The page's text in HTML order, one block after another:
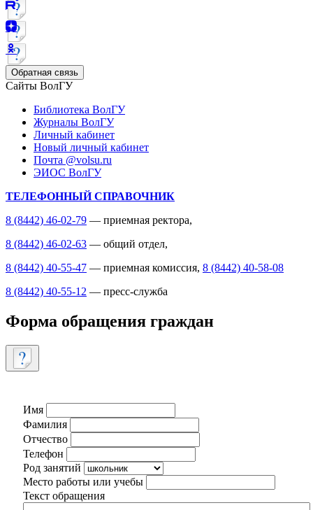
Обратная связь
Сайты ВолГУ
Библиотека ВолГУ
Журналы ВолГУ
Личный кабинет
Новый личный кабинет
Почта @volsu.ru
ЭИОС ВолГУ
ТЕЛЕФОННЫЙ СПРАВОЧНИК
8 (8442) 46-02-79 — приемная ректора,
8 (8442) 46-02-63 — общий отдел,
8 (8442) 40-55-47 — приемная комиссия, 8 (8442) 40-58-08
8 (8442) 40-55-12 — пресс-служба
Форма обращения граждан
Имя
Фамилия
Отчество
Телефон
Род занятий
Место работы или учебы
Текст обращения